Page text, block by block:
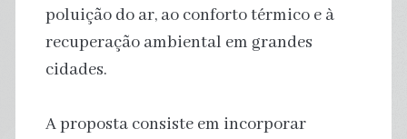
poluição do ar, ao conforto térmico e à
recuperação ambiental em grandes
cidades.
A proposta consiste em incorporar